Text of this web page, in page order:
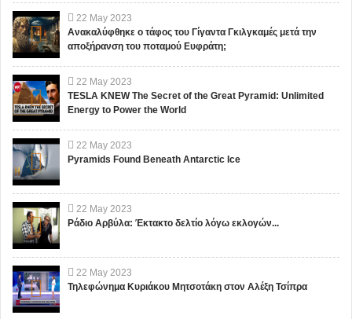
22 May 2023
Ανακαλύφθηκε ο τάφος του Γίγαντα Γκιλγκαμές μετά την
αποξήρανση του ποταμού Ευφράτη;
22 May 2023
TESLA KNEW The Secret of the Great Pyramid: Unlimited
Energy to Power the World
22 May 2023
Pyramids Found Beneath Antarctic Ice
22 May 2023
Ράδιο Αρβύλα: Έκτακτο δελτίο λόγω εκλογών...
22 May 2023
Τηλεφώνημα Κυριάκου Μητσοτάκη στον Αλέξη Τσίπρα